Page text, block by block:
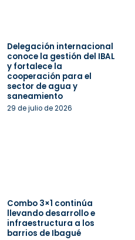
Delegación internacional
conoce la gestión del IBAL
y fortalece la
cooperación para el
sector de agua y
saneamiento
29 de julio de 2026
Combo 3×1 continúa
llevando desarrollo e
infraestructura a los
barrios de Ibagué